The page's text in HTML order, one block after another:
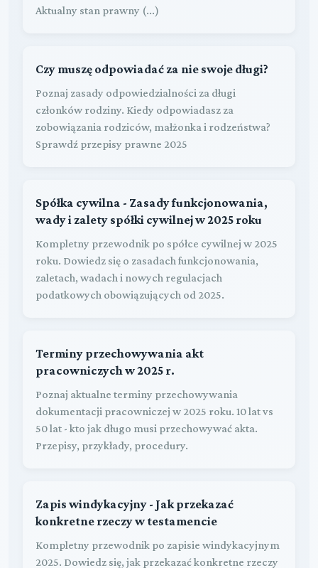
Aktualny stan prawny (...)
Czy muszę odpowiadać za nie swoje długi?
Poznaj zasady odpowiedzialności za długi
członków rodziny. Kiedy odpowiadasz za
zobowiązania rodziców, małżonka i rodzeństwa?
Sprawdź przepisy prawne 2025
Spółka cywilna - Zasady funkcjonowania,
wady i zalety spółki cywilnej w 2025 roku
Kompletny przewodnik po spółce cywilnej w 2025
roku. Dowiedz się o zasadach funkcjonowania,
zaletach, wadach i nowych regulacjach
podatkowych obowiązujących od 2025.
Terminy przechowywania akt
pracowniczych w 2025 r.
Poznaj aktualne terminy przechowywania
dokumentacji pracowniczej w 2025 roku. 10 lat vs
50 lat - kto jak długo musi przechowywać akta.
Przepisy, przykłady, procedury.
Zapis windykacyjny - Jak przekazać
konkretne rzeczy w testamencie
Kompletny przewodnik po zapisie windykacyjnym
2025. Dowiedz się, jak przekazać konkretne rzeczy